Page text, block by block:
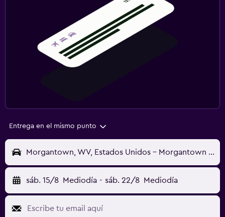
Entrega en el mismo punto
Morgantown, WV, Estados Unidos - Morgantown (MGW)
sáb. 15/8 Mediodía - sáb. 22/8 Mediodía